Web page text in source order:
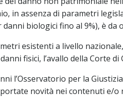
in assenza di parametri
biologici fino al 9%), è
esistenti a livello
fisici, l’avallo della Corte
l’Osservatorio per la
novità nei contenuti e/o